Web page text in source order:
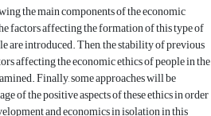
the main components of the economic
factors affecting the formation of this type of
are introduced. Then, the stability of previous
affecting the economic ethics of people in the
Finally, some approaches will be
of the positive aspects of these ethics in order